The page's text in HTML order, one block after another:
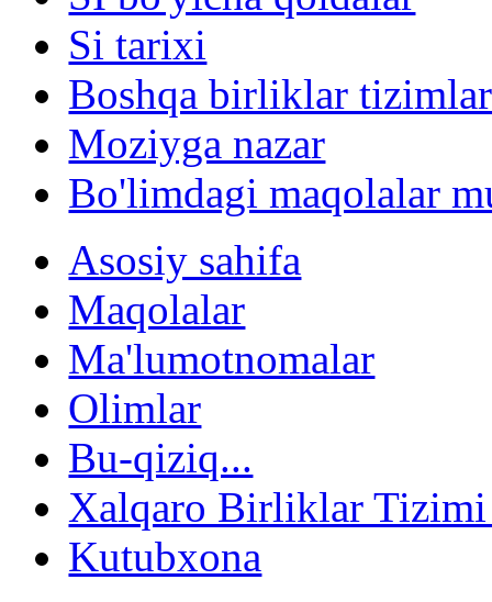
Si tarixi
Boshqa birliklar
Moziyga nazar
Bo'limdagi maqolalar
Asosiy sahifa
Maqolalar
Ma'lumotnomalar
Olimlar
Bu-qiziq...
Xalqaro Birliklar
Kutubxona